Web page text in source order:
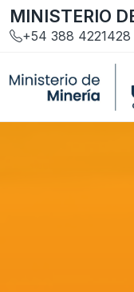
MINISTERIO
+54 388 4221428